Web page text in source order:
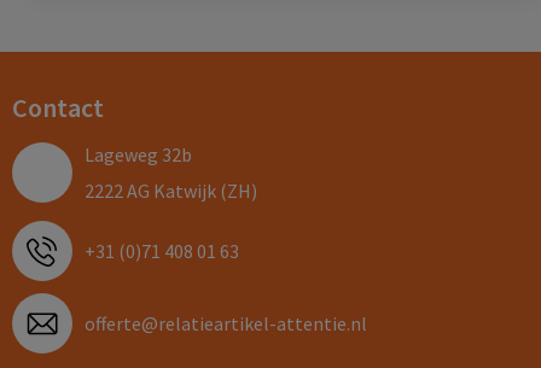
Contact
Lageweg 32b
2222 AG Katwijk (ZH)
+31 (0)71 408 01 63
offerte@relatieartikel-attentie.nl